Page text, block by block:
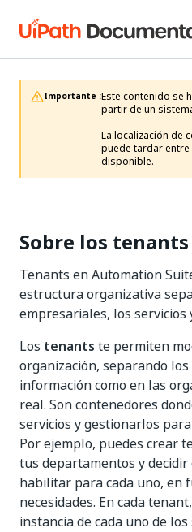
Importante :Este contenido se
partir de un
La localización de
puede tardar
disponible.
Sobre los tenants
Tenants en Automation
estructura organizativa
empresariales, los servicios
Los tenants te permiten
organización, separando
información como en las
real. Son contenedores
servicios y gestionarlos
Por ejemplo, puedes crear
tus departamentos y
habilitar para cada uno, en
necesidades. En cada
instancia de cada uno de